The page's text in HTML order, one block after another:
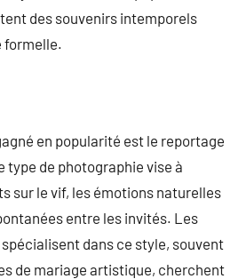
des souvenirs intemporels
formelle.
en popularité est le reportage
type de photographie vise à
sur le vif, les émotions naturelles
entre les invités. Les
dans ce style, souvent
de mariage artistique, cherchent